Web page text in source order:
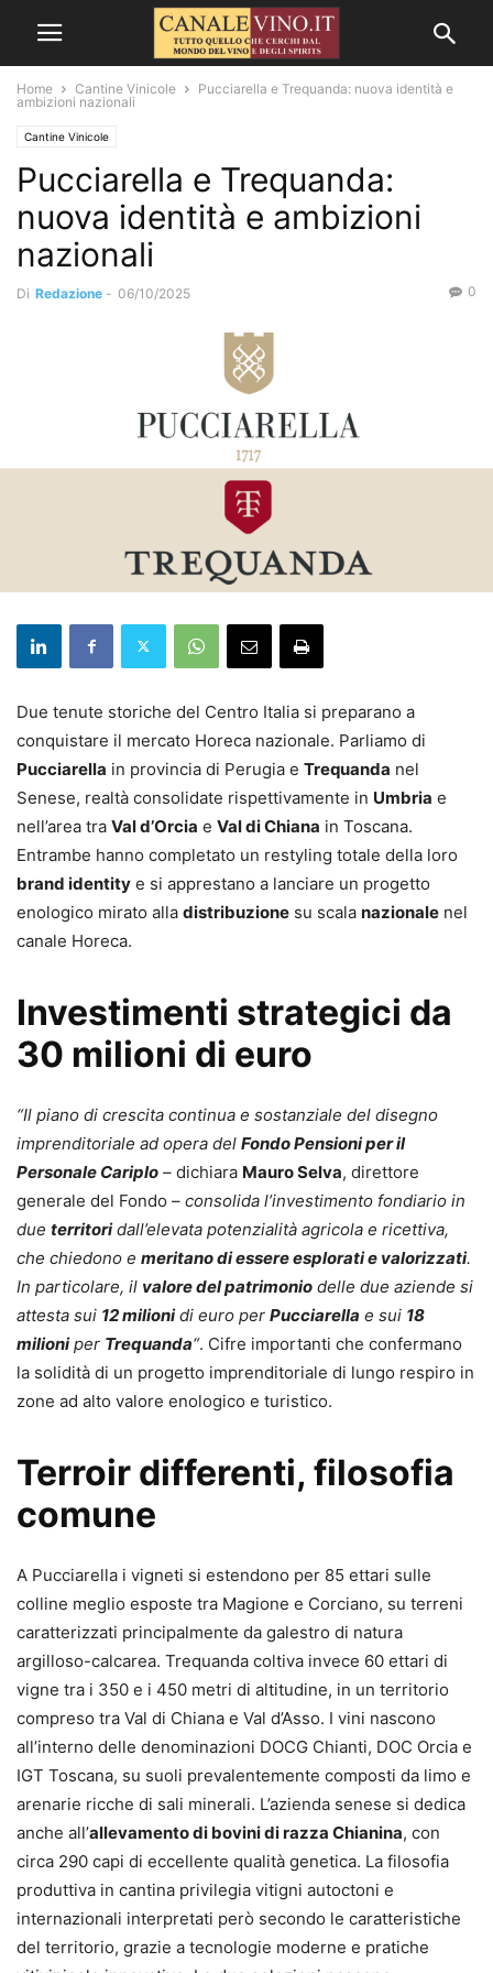
Home Cantine Vinicole
Pucciarella e Trequanda: nuova identità e
ambizioni nazionali
Cantine Vinicole
Pucciarella e Trequanda:
nuova identità e ambizioni
nazionali
Di Redazione - 06/10/2025 0
Due tenute storiche del Centro Italia si preparano a
conquistare il mercato Horeca nazionale. Parliamo di
Pucciarella in provincia di Perugia e Trequanda nel
Senese, realtà consolidate rispettivamente in Umbria e
nell’area tra Val d’Orcia e Val di Chiana in Toscana.
Entrambe hanno completato un restyling totale della loro
brand identity e si apprestano a lanciare un progetto
enologico mirato alla distribuzione su scala nazionale nel
canale Horeca.
Investimenti strategici da
30 milioni di euro
“Il piano di crescita continua e sostanziale del disegno
imprenditoriale ad opera del Fondo Pensioni per il
Personale Cariplo – dichiara Mauro Selva, direttore
generale del Fondo – consolida l’investimento fondiario in
due territoridall’elevata potenzialità agricola e ricettiva,
che chiedono e meritano di essere esplorati e valorizzati.
In particolare, il valore del patrimonio delle due aziende si
attesta sui 12 milionidi euro per Pucciarella e sui 18
milioniper Trequanda“. Cifre importanti che confermano
la solidità di un progetto imprenditoriale di lungo respiro in
zone ad alto valore enologico e turistico.
Terroir differenti, filosofia
comune
A Pucciarella i vigneti si estendono per 85 ettari sulle
colline meglio esposte tra Magione e Corciano, su terreni
caratterizzati principalmente da galestro di natura
argilloso-calcarea. Trequanda coltiva invece 60 ettari di
vigne tra i 350 e i 450 metri di altitudine, in un territorio
compreso tra Val di Chiana e Val d’Asso. I vini nascono
all’interno delle denominazioni DOCG Chianti, DOC Orcia e
IGT Toscana, su suoli prevalentemente composti da limo e
arenarie ricche di sali minerali. L’azienda senese si dedica
anche all’allevamento di bovini di razza Chianina, con
circa 290 capi di eccellente qualità genetica. La filosofia
produttiva in cantina privilegia vitigni autoctoni e
internazionali interpretati però secondo le caratteristiche
del territorio, grazie a tecnologie moderne e pratiche